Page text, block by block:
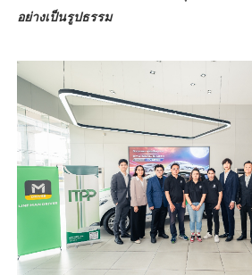
อย่างเป็นรูปธรรม